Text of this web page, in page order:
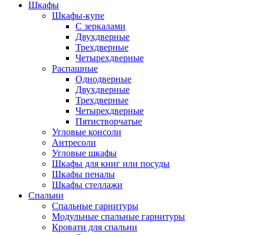
Шкафы
Шкафы-купе
С зеркалами
Двухдверные
Трехдверные
Четырехдверные
Распашные
Однодверные
Двухдверные
Трехдверные
Четырехдверные
Пятистворчатые
Угловые консоли
Антресоли
Угловые шкафы
Шкафы для книг или посуды
Шкафы пеналы
Шкафы стеллажи
Спальни
Спальные гарнитуры
Модульные спальные гарнитуры
Кровати для спальни